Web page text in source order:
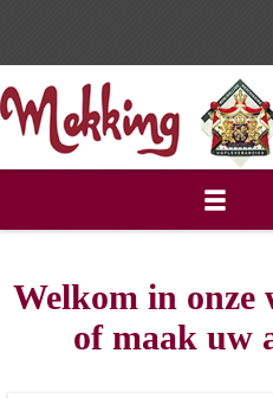
Welkom in onze
of maak uw